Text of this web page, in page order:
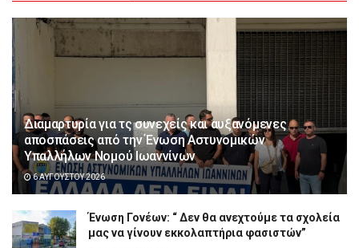
Διαμαρτυρία για τς συνεχείς και αυξανόμενες
αποσπάσεις από την Ένωση Αστυνομικών
Υπαλλήλων Νομού Ιωαννίνων
6 ΑΥΓΟΎΣΤΟΥ 2026
Ένωση Γονέων: “ Δεν θα ανεχτούμε τα σχολεία
μας να γίνουν εκκολαπτήρια φασιστών”